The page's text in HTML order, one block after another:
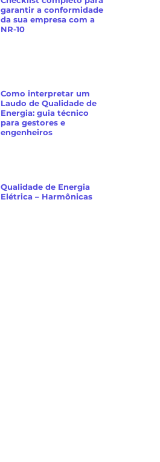
garantir a conformidade
da sua empresa com a
NR-10
Como interpretar um
Laudo de Qualidade de
Energia: guia técnico
para gestores e
engenheiros
Qualidade de Energia
Elétrica – Harmônicas